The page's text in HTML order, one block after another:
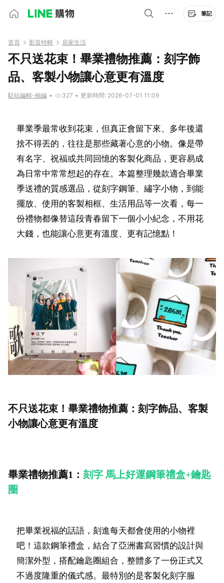
筆記
首頁 影音特輯 居家生活
不只送花束！畢業禮物推薦：刻字飾
品、客製小物讓心意更有溫度
駐站編輯-柚編 • 327 • 更新時間: 2026-07-01 11:09
畢業季最常收到花束，但真正會留下來、多年後還
捨不得丟的，往往是那些藏著心意的小物。像是帶
有名字、祝福或共同回憶的客製化商品，更容易成
為日常中常常想起的存在。本篇整理幾款適合畢業
季送禮的質感選品，從刻字鋼筆、繡字小物，到能
擺放、使用的客製相框、生活用品等一次看，每一
份禮物都像替這段青春留下一個小小紀念，不用花
大錢，也能讓心意更有溫度、更有記憶點！
不只送花束！畢業禮物推薦：刻字飾品、客製
小物讓心意更有溫度
畢業禮物推薦1： 刻字 馬上好運鋼筆禮盒+鑰匙
圈
把畢業祝福的話語，刻進每天都會使用的小物裡
吧！這款鋼筆禮盒，結合了亞洲書寫習慣的設計與
簡潔外型，搭配鑰匙圈組合，整體多了一份正式又
不過度隆重的儀式感。最特別的是客製化刻字服